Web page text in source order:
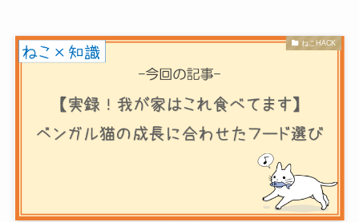
ねこHACK